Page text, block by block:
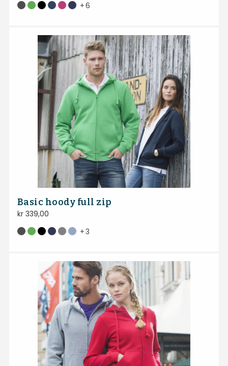
+6
Basic hoody full zip
kr339,00
+3